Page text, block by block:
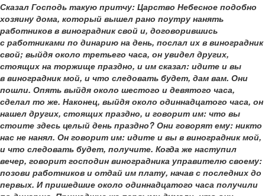
Сказал Господь такую притчу: Царство Небесное подобно
хозяину дома, который вышел рано поутру нанять
работников в виноградник свой и, договорившись
с работниками по динарию на день, послал их в виноградник
свой; выйдя около третьего часа, он увидел других,
стоящих на торжище праздно, и им сказал: идите и вы
в виноградник мой, и что следовать будет, дам вам. Они
пошли. Опять выйдя около шестого и девятого часа,
сделал то же. Наконец, выйдя около одиннадцатого часа, он
нашел других, стоящих праздно, и говорит им: что вы
стоите здесь целый день праздно? Они говорят ему: никто
нас не нанял. Он говорит им: идите и вы в виноградник мой,
и что следовать будет, получите. Когда же наступил
вечер, говорит господин виноградника управителю своему:
позови работников и отдай им плату, начав с последних до
первых. И пришедшие около одиннадцатого часа получили